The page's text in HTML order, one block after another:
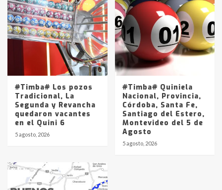
#Timba# Los pozos
Tradicional, La
Segunda y Revancha
quedaron vacantes
en el Quini 6
5 agosto, 2026
#Timba# Quiniela
Nacional, Provincia,
Córdoba, Santa Fe,
Santiago del Estero,
Montevideo del 5 de
Agosto
5 agosto, 2026